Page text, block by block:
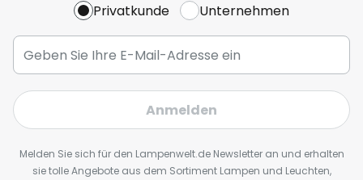
Privatkunde Unternehmen
Anmelden
Melden Sie sich für den Lampenwelt.de Newsletter an und erhalten
sie tolle Angebote aus dem Sortiment Lampen und Leuchten,